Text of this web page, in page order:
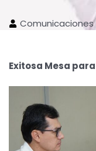
Comunicaciones
Exitosa Mesa